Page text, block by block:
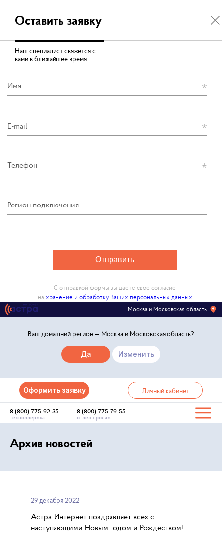
Оставить заявку
Наш специалист свяжется с
вами в ближайшее время
Имя
E-mail
Телефон
Регион подключения
Отправить
С отправкой формы вы даёте своё согласие
на хранение и обработку Ваших персональных данных
Москва и Московская область
Ваш домашний регион — Москва и Московская область?
Да Изменить
Оформить заявку Личный кабинет
8 (800) 775-92-35
техподдержка
8 (800) 775-79-55
отдел продаж
Архив новостей
29 декабря 2022
Астра-Интернет поздравляет всех с
наступающими Новым годом и Рождеством!